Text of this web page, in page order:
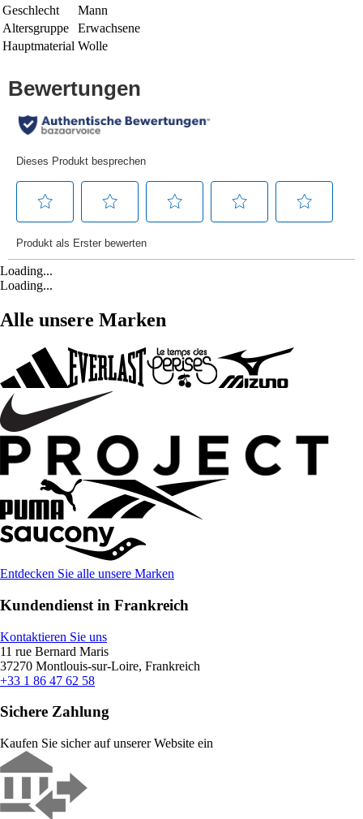
Geschlecht
Mann
Altersgruppe
Erwachsene
Hauptmaterial Wolle
Loading...
Loading...
Alle unsere Marken
Entdecken Sie alle unsere Marken
Kundendienst in Frankreich
Kontaktieren Sie uns
11 rue Bernard Maris
37270 Montlouis-sur-Loire, Frankreich
+33 1 86 47 62 58
Sichere Zahlung
Kaufen Sie sicher auf unserer Website ein